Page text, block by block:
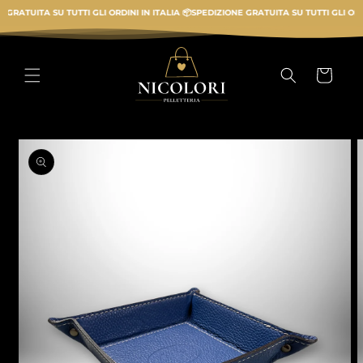
SU TUTTI GLI ORDINI IN ITALIA 📦SPEDIZIONE GRATUITA SU TUTTI GLI
direttamente
ai contenuti
Carrello
Passa alle
informazioni
sul prodotto